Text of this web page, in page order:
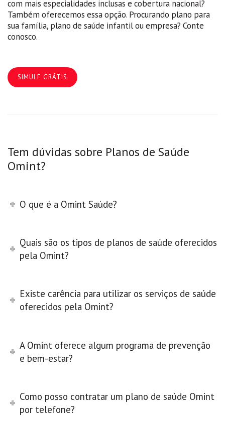
com mais especialidades inclusas e cobertura nacional?
Também oferecemos essa opção. Procurando plano para
sua família, plano de saúde infantil ou empresa? Conte
conosco.
SIMULE GRÁTIS
Tem dúvidas sobre Planos de Saúde
Omint?
O que é a Omint Saúde?
Quais são os tipos de planos de saúde oferecidos
pela Omint?
Existe carência para utilizar os serviços de saúde
oferecidos pela Omint?
A Omint oferece algum programa de prevenção
e bem-estar?
Como posso contratar um plano de saúde Omint
por telefone?